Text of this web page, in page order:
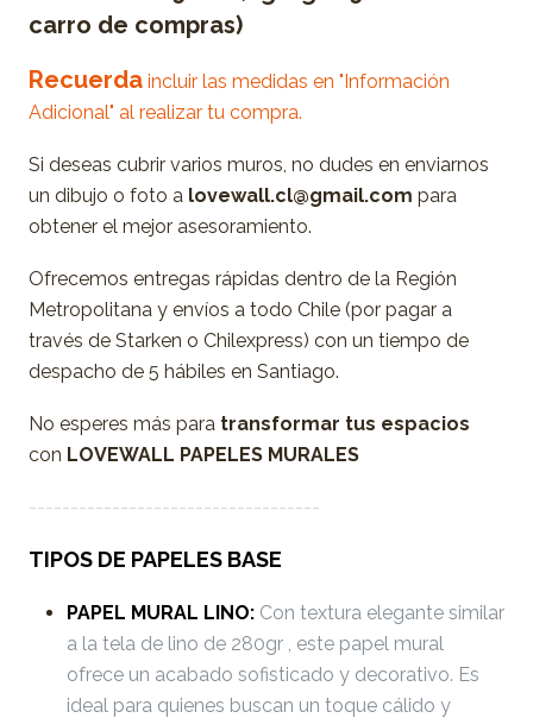
carro de compras)
Recuerda incluir las medidas en "Información
Adicional" al realizar tu compra.
Si deseas cubrir varios muros, no dudes en enviarnos
un dibujo o foto a lovewall.cl@gmail.com para
obtener el mejor asesoramiento.
Ofrecemos entregas rápidas dentro de la Región
Metropolitana y envíos a todo Chile (por pagar a
través de Starken o Chilexpress) con un tiempo de
despacho de 5 hábiles en Santiago.
No esperes más para transformar tus espacios
con LOVEWALL PAPELES MURALES
-----------------------------------
TIPOS DE PAPELES BASE
PAPEL MURAL LINO: Con textura elegante similar
a la tela de lino de 280gr , este papel mural
ofrece un acabado sofisticado y decorativo. Es
ideal para quienes buscan un toque cálido y